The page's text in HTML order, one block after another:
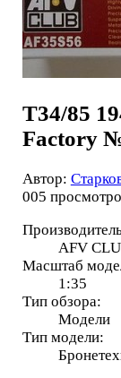
Т34/85
Factory
Автор:
005
AFV
Масштаб
1:35
Тип обзора:
Модели
Тип модели: